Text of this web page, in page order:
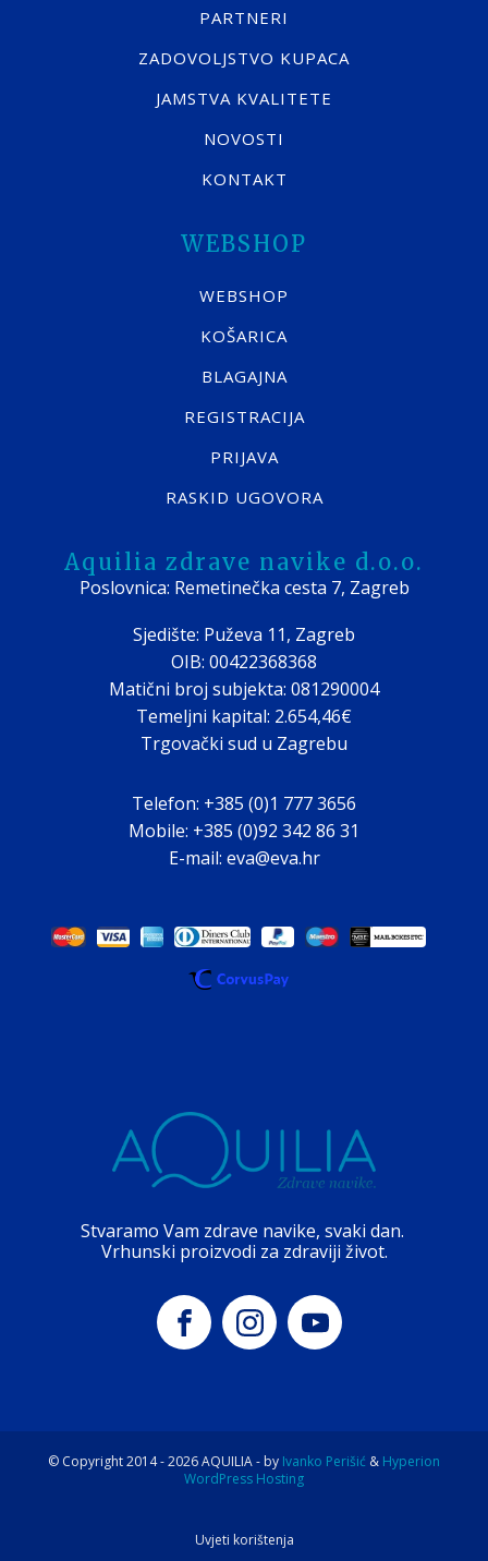
PARTNERI
ZADOVOLJSTVO KUPACA
JAMSTVA KVALITETE
NOVOSTI
KONTAKT
WEBSHOP
WEBSHOP
KOŠARICA
BLAGAJNA
REGISTRACIJA
PRIJAVA
RASKID UGOVORA
Aquilia zdrave navike d.o.o.
Poslovnica: Remetinečka cesta 7, Zagreb
Sjedište: Puževa 11, Zagreb
OIB: 00422368368
Matični broj subjekta: 081290004
Temeljni kapital: 2.654,46€
Trgovački sud u Zagrebu
Telefon: +385 (0)1 777 3656
Mobile: +385 (0)92 342 86 31
E-mail: eva@eva.hr
Stvaramo Vam zdrave navike, svaki dan.
Vrhunski proizvodi za zdraviji život.
© Copyright 2014 -2026AQUILIA - by Ivanko Perišić & Hyperion
WordPress Hosting
Uvjeti korištenja